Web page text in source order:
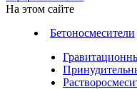
На этом сайте
Бетоносмесители